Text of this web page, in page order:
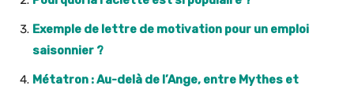
Exemple de lettre de motivation pour un emploi
saisonnier ?
Métatron : Au-delà de l’Ange, entre Mythes et